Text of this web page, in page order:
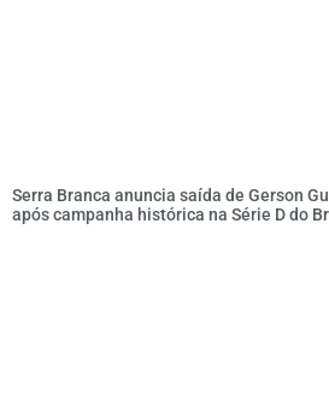
Serra Branca anuncia saída de Gerson
após campanha histórica na Série D do